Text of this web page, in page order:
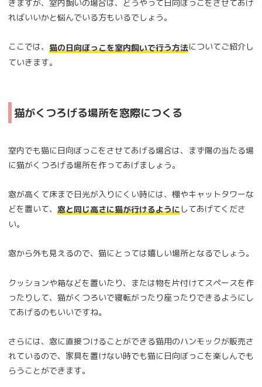
きますが、室内飼いの場合は、どうやって日向ぼっこをさせてあげ
ればいいかと悩んでいる方もいるでしょう。
ここでは、 猫の日向ぼっこを室内飼いで行う方法についてご紹介し
ていきます。
猫がくつろげる場所を窓際につくる
室内でも猫に日向ぼっこをさせてあげる場合は、まず陽の当たる場
に猫がくつろげる場所を作ってあげましょう。
窓が高くて床まで日光が入りにくい時には、棚やキャットタワーな
どを置いて、 窓と同じ高さに猫が行けるようにしてあげてくださ
い。
窓から外も見えるので、猫にとっては嬉しい場所となるでしょう。
クッションや箱などを置いたり、または物を片付けてスペースを作
ったりして、猫がくつろいで寝転がったり座ったりできるようにし
てあげるのもいいですね。
さらには、窓に直接つけることができる猫用のハンモックが販売さ
れているので、家具を置けない時でも猫に日向ぼっこを楽しんでも
らうことができます。